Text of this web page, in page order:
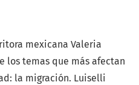
mexicana Valeria
los temas que más afectan
la migración. Luiselli